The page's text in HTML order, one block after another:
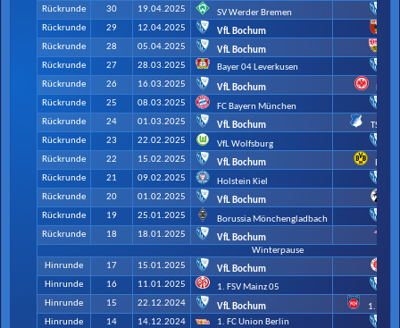
Rückrunde
30 19.04.2025 SV Werder Bremen
Rückrunde
29 12.04.2025 VfL Bochum
Rückrunde
28 05.04.2025 VfL Bochum
Rückrunde
27 28.03.2025 Bayer 04 Leverkusen
Rückrunde
26 16.03.2025 VfL Bochum
Rückrunde
25 08.03.2025 FC Bayern München
Rückrunde
24 01.03.2025 VfL Bochum
TSG
Rückrunde
23 22.02.2025 VfL Wolfsburg
Rückrunde
22 15.02.2025 VfL Bochum
Rückrunde
21 09.02.2025 Holstein Kiel
Rückrunde
20 01.02.2025 VfL Bochum
Rückrunde
19 25.01.2025 Borussia Mönchengladbach
Rückrunde
18 18.01.2025 VfL Bochum
Winterpause
Hinrunde
17 15.01.2025 VfL Bochum
Hinrunde
16 11.01.2025 1. FSV Mainz 05
Hinrunde
15 22.12.2024 VfL Bochum
1. FC
Hinrunde
14 14.12.2024 1. FC Union Berlin